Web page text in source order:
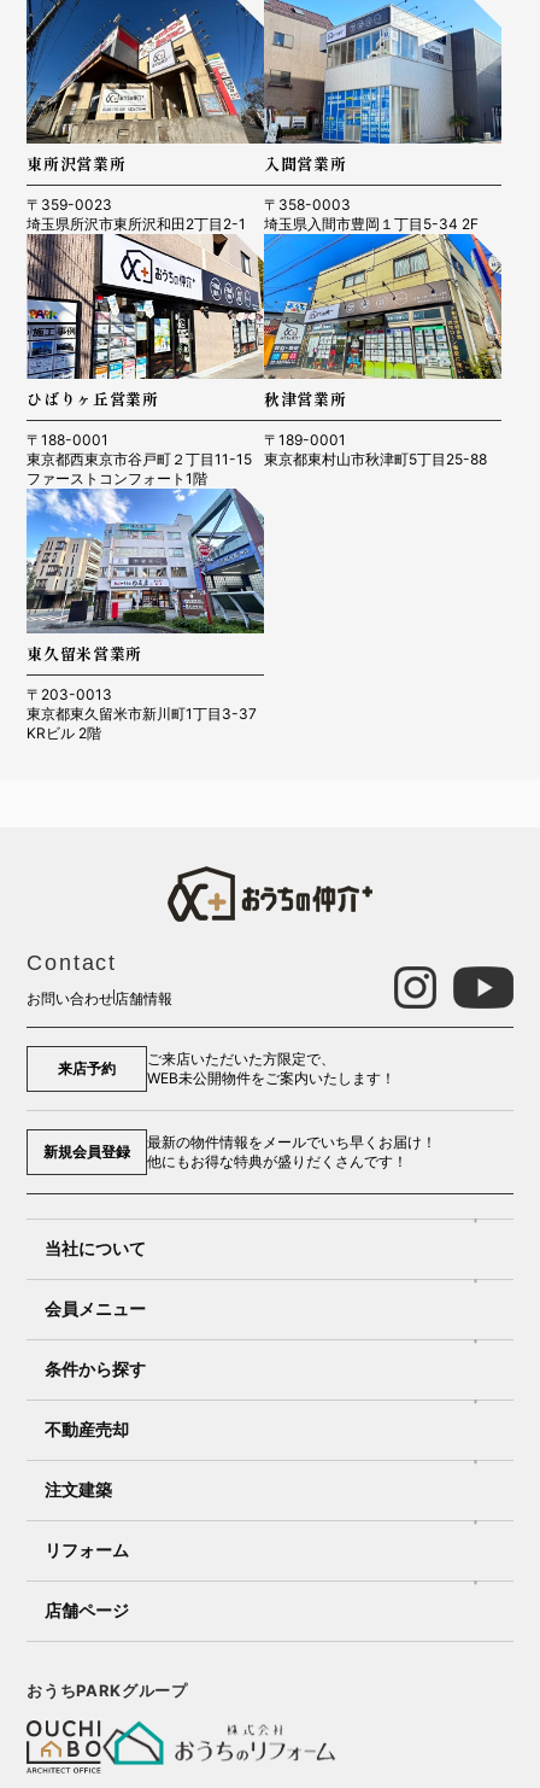
R7.6.20 東村山市 TY様
R7.6.20 東村山市 S.Y様
R7.4.24 所沢市 Y様
R7.3.20 清瀬市 Y.T様
R6.9.11 東村山市 A.R様
R6.７.18 東村山市 T.M様
R6.5.12 東村山市 H様
R6.6.9 東村山市 F.K様
R6.7.28 東村山市 F様
東所沢営業所
〒359-0023
埼玉県所沢市東所沢和田2丁目2-1
入間営業所
〒358-0003
埼玉県入間市豊岡１丁目5-34 2F
ひばりヶ丘営業所
〒188-0001
東京都西東京市谷戸町２丁目11-15
ファーストコンフォート1階
秋津営業所
〒189-0001
東京都東村山市秋津町5丁目25-88
東久留米営業所
〒203-0013
東京都東久留米市新川町1丁目3-37
KRビル 2階
Contact
お問い合わせ店舗情報
来店予約
ご来店いただいた方限定で、
WEB未公開物件をご案内いたします！
新規会員登録
最新の物件情報をメールでいち早くお届け！
他にもお得な特典が盛りだくさんです！
当社について
会員メニュー
条件から探す
不動産売却
注文建築
リフォーム
店舗ページ
おうちPARKグループ